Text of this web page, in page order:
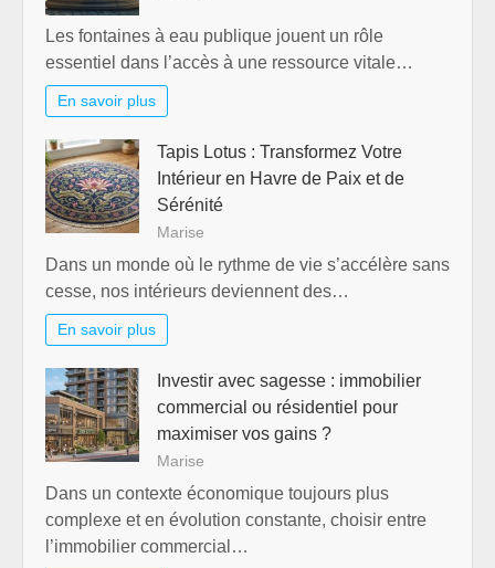
Les fontaines à eau publique jouent un rôle
essentiel dans l’accès à une ressource vitale…
En savoir plus
Tapis Lotus : Transformez Votre
Intérieur en Havre de Paix et de
Sérénité
Marise
Dans un monde où le rythme de vie s’accélère sans
cesse, nos intérieurs deviennent des…
En savoir plus
Investir avec sagesse : immobilier
commercial ou résidentiel pour
maximiser vos gains ?
Marise
Dans un contexte économique toujours plus
complexe et en évolution constante, choisir entre
l’immobilier commercial…